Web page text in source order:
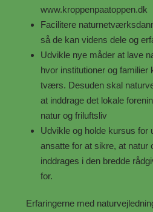
www.kroppenpaatoppen.dk
Facilitere
så de kan videns dele og
Udvikle nye måder at lave
hvor institutioner og familier
tværs. Desuden skal
at inddrage det lokale
natur og friluftsliv
Udvikle og holde kursus for
ansatte for at sikre, at natur
inddrages i den bredde
for.
Erfaringerne med